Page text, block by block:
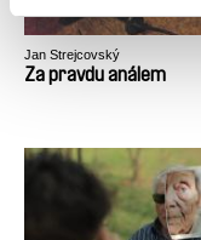
Jan Strejcovský
Za pravdu análem